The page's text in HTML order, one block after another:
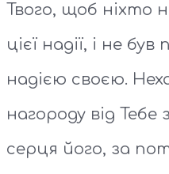
Твого, щоб ніхто
цієї надії, і не
надією своєю.
нагороду від
серця його, за